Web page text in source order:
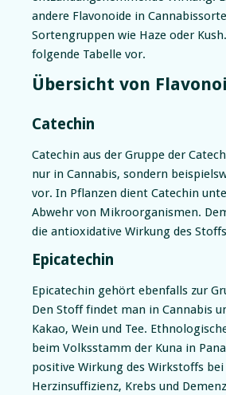
andere Flavonoide in
Sortengruppen wie Haze oder
folgende Tabelle vor.
Übersicht von
Catechin
Catechin aus der Gruppe der
nur in Cannabis, sondern
vor. In Pflanzen dient Catechin
Abwehr von Mikroorganismen.
die antioxidative Wirkung des
Epicatechin
Epicatechin gehört ebenfalls zur
Den Stoff findet man in Cannabis
Kakao, Wein und Tee.
beim Volksstamm der Kuna in
positive Wirkung des Wirkstoffs
Herzinsuffizienz, Krebs und